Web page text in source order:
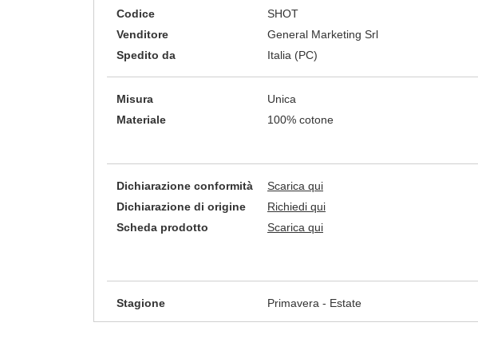
Codice
SHOT
Venditore
General Marketing Srl
Spedito da
Italia (PC)
Misura
Unica
Materiale
100% cotone
Dichiarazione conformità
Scarica qui
Dichiarazione di origine
Richiedi qui
Scheda prodotto
Scarica qui
Stagione Primavera - Estate